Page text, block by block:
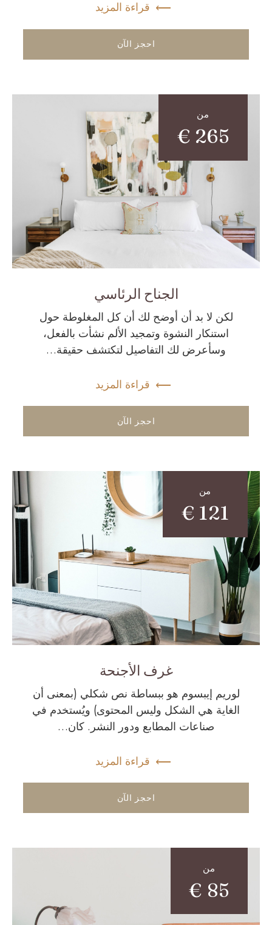
احجز الآن
قراءة المزيد
من
265
€
الجناح الرئاسي
لكن لا بد أن أوضح لك أن كل المغلوطة حول
استنكار النشوة وتمجيد الألم نشأت بالفعل،
وسأعرض لك التفاصيل لتكتشف حقيقة…
احجز الآن
قراءة المزيد
من
121
€
غرف الأجنحة
لوريم إيبسوم هو ببساطة نص شكلي (بمعنى أن
الغاية هي الشكل وليس المحتوى) ويُستخدم في
صناعات المطابع ودور النشر. كان…
احجز الآن
قراءة المزيد
من
85
€